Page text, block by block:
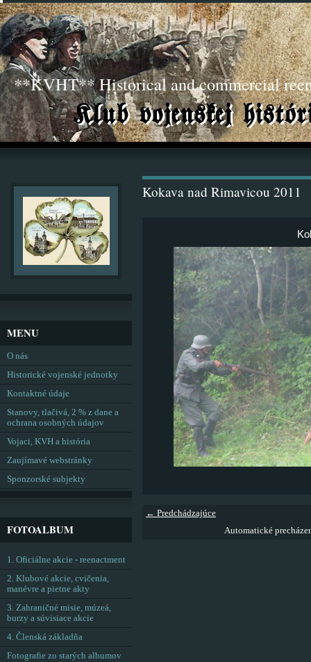
**KVHT** Historical and commercial
Kokava nad Rimavicou 2011
← Predchádzajúce
Automatické
MENU
O nás
Historické vojenské jednotky
Kontaktné údaje
Stanovy, tlačivá, 2 % z dane a
ochrana osobných údajov
Vojaci, KVH a história
Zaujímavé webstránky
Sponzorské subjekty
FOTOALBUM
1. Oficiálne akcie - reenactment
2. Klubové akcie, cvičenia,
manévre a pietne akty
3. Zahraničné misie, múzeá,
burzy a súvisiace akcie
4. Členská základňa
Fotografie zo starých albumov